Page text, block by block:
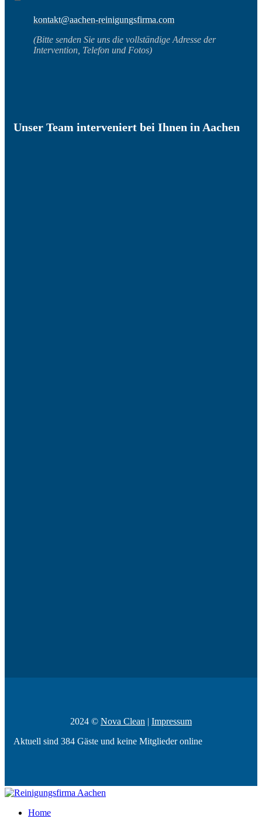
kontakt@aachen-reinigungsfirma.com
(Bitte senden Sie uns die vollständige Adresse der
Intervention, Telefon und Fotos)
Unser Team interveniert bei Ihnen in Aachen
2024 © Nova Clean | Impressum
Aktuell sind 384 Gäste und keine Mitglieder online
Home